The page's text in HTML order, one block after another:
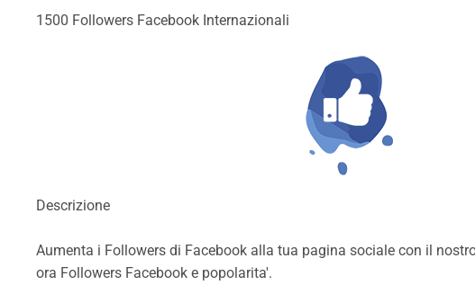
1500 Followers Facebook Internazionali
Descrizione
Aumenta i Followers di Facebook alla tua pagina sociale con il
ora Followers Facebook e popolarita'.